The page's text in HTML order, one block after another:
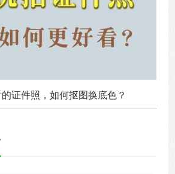
证件照，如何抠图换底色？